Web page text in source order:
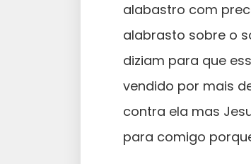
alabastro com
alabrasto sobre o
diziam para que
vendido por mais
contra ela mas
para comigo